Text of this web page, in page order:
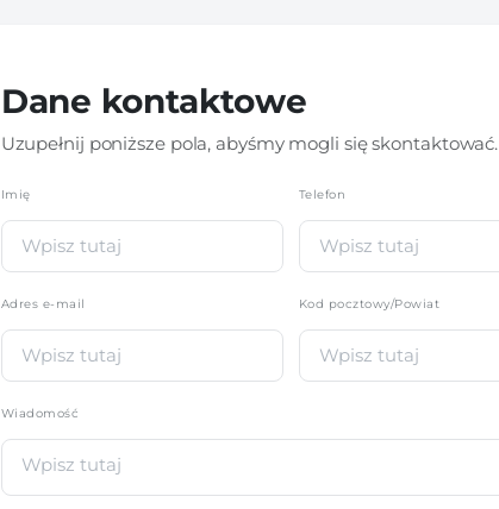
Dane kontaktowe
Uzupełnij poniższe pola, abyśmy mogli się skontaktować.
Imię Telefon
Adres e-mail Kod pocztowy/Powiat
Wiadomość